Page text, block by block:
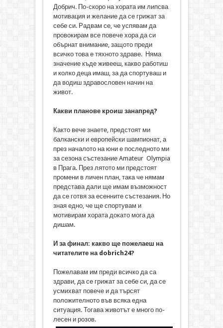
Добрич. По-скоро на хората им липсва
мотивация и желание да се грижат за
себе си. Радвам се, че успявам да
провокирам все повече хора да си
обърнат внимание, защото преди
всичко това е тяхното здраве. Няма
значение къде живееш, какво работиш
и колко деца имаш, за да спортуваш и
да водиш здравословен начин на
живот.
Какви планове кроиш занапред?
Както вече знаете, предстоят ми
балкански и европейски шампионат, а
през началото на юни е последното ми
за сезона състезание Amateur Olympia
в Прага. През лятото ми предстоят
промени в личен план, така че нямам
представа дали ще имам възможност
да се готвя за есенните състезания. Но
зная едно, че ще спортувам и
мотивирам хората докато мога да
дишам.
И за финал: какво ще пожелаеш на
читателите на dobrich24?
Пожелавам им преди всичко да са
здрави, да се грижат за себе си, да се
усмихват повече и да търсят
положителното във всяка една
ситуация. Тогава животът е много по-
лесен и розов.